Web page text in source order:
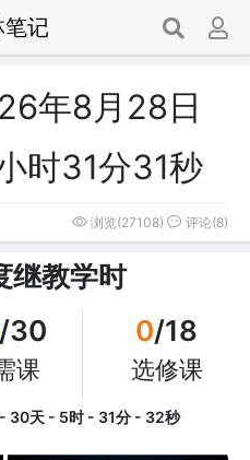
记
年8月28日
时31分31秒
浏览(27108) 评论(8)
继教学时
/30
课
0/18
选修课
30天 - 5时 - 31分 - 32秒